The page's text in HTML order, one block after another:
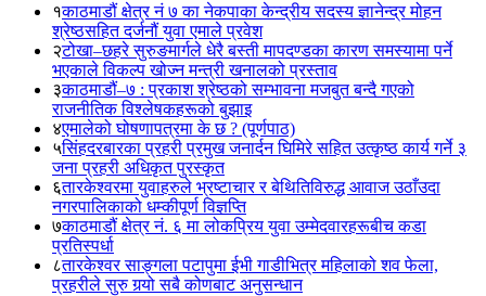
१काठमाडौं क्षेत्र नं ७ का नेकपाका केन्द्रीय सदस्य ज्ञानेन्द्र मोहन
श्रेष्ठसहित दर्जनौं युवा एमाले प्रवेश
२टोखा–छहरे सुरुङमार्गले धेरै बस्ती मापदण्डका कारण समस्यामा पर्ने
भएकाले विकल्प खोज्न मन्त्री खनालको प्रस्ताव
३काठमाडौं–७ : प्रकाश श्रेष्ठको सम्भावना मजबुत बन्दै गएको
राजनीतिक विश्लेषकहरूको बुझाइ
४एमालेको घोषणापत्रमा के छ ? (पूर्णपाठ)
५सिंहदरबारका प्रहरी प्रमुख जनार्दन घिमिरे सहित उत्कृष्ठ कार्य गर्ने ३
जना प्रहरी अधिकृत पुरस्कृत
६तारकेश्वरमा युवाहरुले भ्रष्टाचार र बेथितिविरुद्ध आवाज उठाँउदा
नगरपालिकाको धम्कीपूर्ण विज्ञप्ति
७काठमाडौं क्षेत्र नं. ६ मा लोकप्रिय युवा उम्मेदवारहरूबीच कडा
प्रतिस्पर्धा
८तारकेश्वर साङ्गला पटापुमा ईभी गाडीभित्र महिलाको शव फेला,
प्रहरीले सुरु गर्‍यो सबै कोणबाट अनुसन्धान